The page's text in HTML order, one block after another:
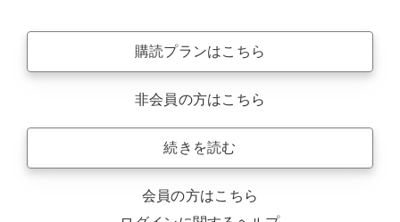
購読プランはこちら
非会員の方はこちら
続きを読む
会員の方はこちら